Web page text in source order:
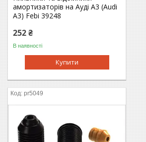
амортизаторів на Ауді A3 (Audi
A3) Febi 39248
252 ₴
В наявності
Купити
pr5049